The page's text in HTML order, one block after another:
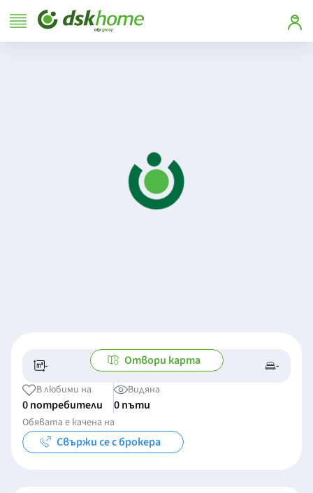
- -/- -
Отвори карта
В любими на
0 потребители
Видяна
0 пъти
Обявата е качена на
Свържи се с брокера